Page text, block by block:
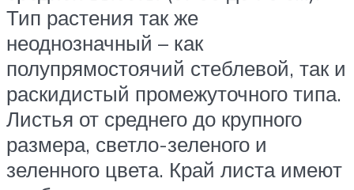
Тип растения так же
неоднозначный – как
полупрямостоячий стеблевой, так и
раскидистый промежуточного типа.
Листья от среднего до крупного
размера, светло-зеленого и
зеленного цвета. Край листа имеют